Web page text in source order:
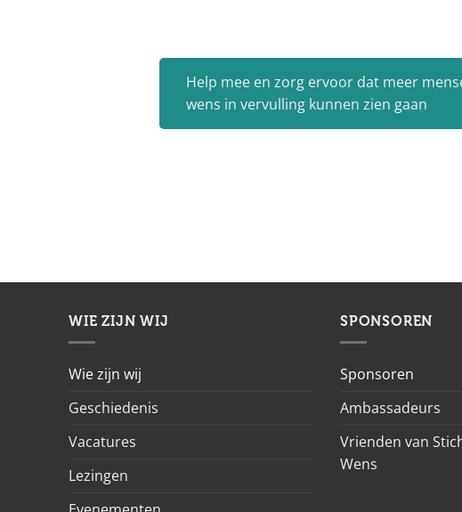
Help mee en zorg ervoor dat meer
wens in vervulling kunnen zien gaan
WIE ZIJN WIJ
Wie zijn wij
Geschiedenis
Vacatures
Lezingen
SPONSOREN
Sponsoren
Ambassadeurs
Vrienden van
Wens